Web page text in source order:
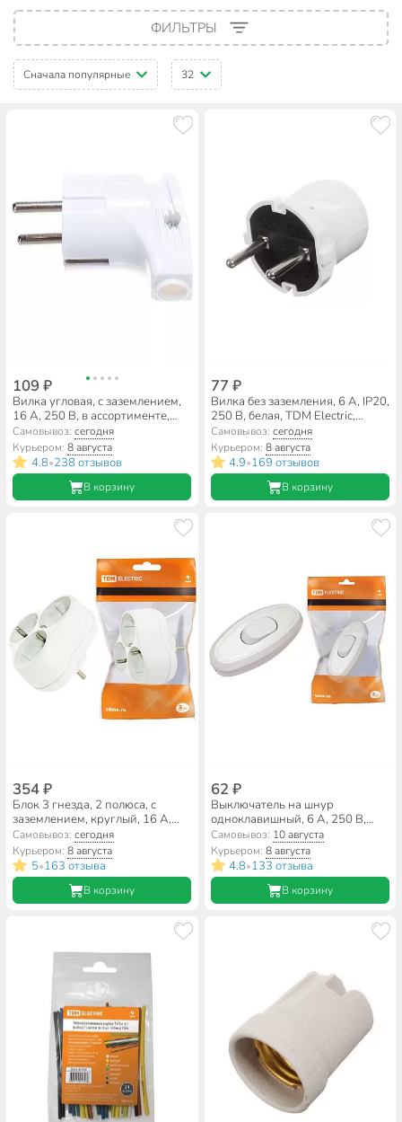
ФИЛЬТРЫ
Сначала популярные 32
109 ₽
Вилка угловая, с заземлением,
16 А, 250 В, в ассортименте,
TDM Electric, SQ1806-0007
Самовывоз:сегодня
Курьером:8 августа
4.8•238 отзывов
В корзину
77 ₽
Вилка без заземления, 6 А, IP20,
250 В, белая, TDM Electric,
SQ1806-0001
Самовывоз: сегодня
Курьером: 8 августа
4.9•169 отзывов
В корзину
354 ₽
Блок 3 гнезда, 2 полюса, с
заземлением, круглый, 16 А,
TDM Electric, SQ1806-0028
Самовывоз:сегодня
Курьером:8 августа
5•163 отзыва
В корзину
62 ₽
Выключатель на шнур
одноклавишный, 6 А, 250 В,
белый, TDM Electric, SQ1806-
0021
Самовывоз: 10 августа
Курьером: 8 августа
4.8•133 отзыва
В корзину